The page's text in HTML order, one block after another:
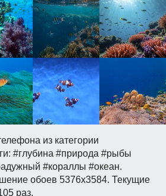
из категории
#глубина #природа #рыбы
#кораллы #океан.
обоев 5376x3584. Текущие
раз.